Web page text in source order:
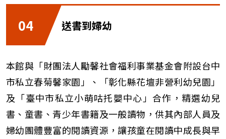
04 送書到婦幼
本館與「財團法人勵馨社會福利事業基金會附設台中
市私立春菊馨家園」、「彰化縣花壇非營利幼兒園」
及「臺中市私立小萌咕托嬰中心」合作，精選幼兒
書、童書、青少年書籍及一般讀物，供其內部人員及
婦幼團體豐富的閱讀資源，讓孩童在閱讀中成長與早